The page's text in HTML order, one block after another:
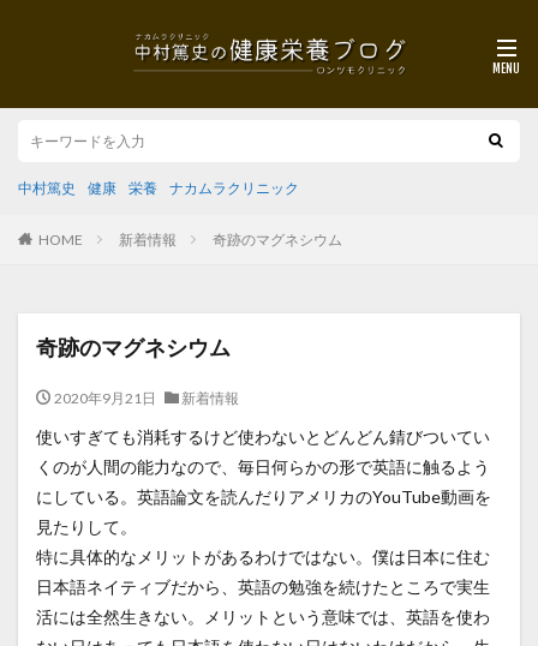
中村篤史 健康 栄養 ナカムラクリニック
HOME 新着情報 奇跡のマグネシウム
奇跡のマグネシウム
2020年9月21日 新着情報
使いすぎても消耗するけど使わないとどんどん錆びついてい
くのが人間の能力なので、毎日何らかの形で英語に触るよう
にしている。英語論文を読んだりアメリカのYouTube動画を
見たりして。
特に具体的なメリットがあるわけではない。僕は日本に住む
日本語ネイティブだから、英語の勉強を続けたところで実生
活には全然生きない。メリットという意味では、英語を使わ